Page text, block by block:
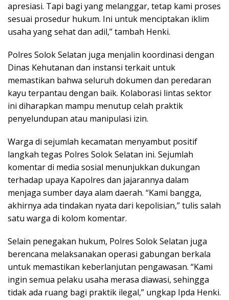
apresiasi. Tapi bagi yang melanggar, tetap kami proses
sesuai prosedur hukum. Ini untuk menciptakan iklim
usaha yang sehat dan adil,” tambah Henki.
Polres Solok Selatan juga menjalin koordinasi dengan
Dinas Kehutanan dan instansi terkait untuk
memastikan bahwa seluruh dokumen dan peredaran
kayu terpantau dengan baik. Kolaborasi lintas sektor
ini diharapkan mampu menutup celah praktik
penyelundupan atau manipulasi izin.
Warga di sejumlah kecamatan menyambut positif
langkah tegas Polres Solok Selatan ini. Sejumlah
komentar di media sosial menunjukkan dukungan
terhadap upaya Kapolres dan jajarannya dalam
menjaga sumber daya alam daerah. “Kami bangga,
akhirnya ada tindakan nyata dari kepolisian,” tulis salah
satu warga di kolom komentar.
Selain penegakan hukum, Polres Solok Selatan juga
berencana melaksanakan operasi gabungan berkala
untuk memastikan keberlanjutan pengawasan. “Kami
ingin semua pelaku usaha merasa diawasi, sehingga
tidak ada ruang bagi praktik ilegal,” ungkap Ipda Henki.